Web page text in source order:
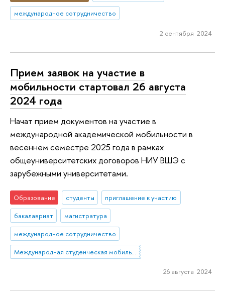
международное сотрудничество
2 сентября 2024
Прием заявок на участие в
мобильности стартовал 26 августа
2024 года
Начат прием документов на участие в
международной академической мобильности в
весеннем семестре 2025 года в рамках
общеуниверситетских договоров НИУ ВШЭ с
зарубежными университетами.
Образование студенты
приглашение к участию
бакалавриат
магистратура
международное сотрудничество
Международная студенческая мобильность: исходящая мобильность
26 августа 2024